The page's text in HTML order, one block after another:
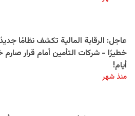
عاجل: الرقابة المالية تكشف نظامًا
خطيرًا - شركات التأمين أمام قرار صارم
أيام!
منذ شهر